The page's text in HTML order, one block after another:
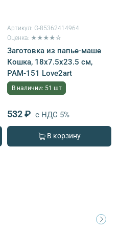
Артикул: G-85362414964
Оценка: ★★★★☆
Заготовка из папье-маше
Кошка, 18х7.5х23.5 см,
PAM-151 Love2art
В наличии: 51 шт
532 ₽ с НДС 5%
В корзину